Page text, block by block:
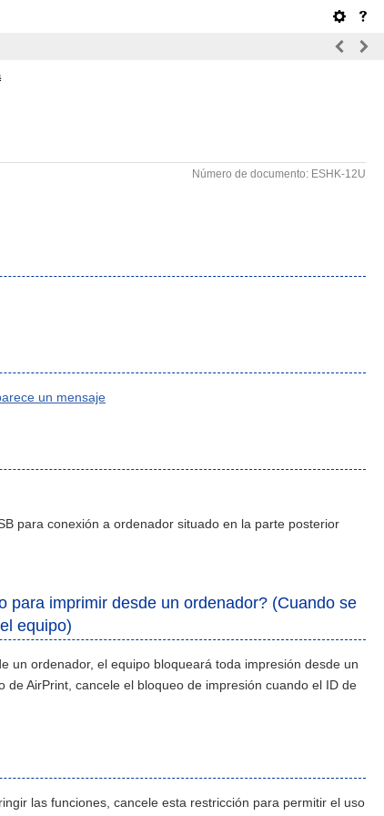
Número de documento: ESHK-12U
un mensaje
para conexión a ordenador situado en la parte posterior
para imprimir desde un ordenador? (Cuando se
equipo)
un ordenador, el equipo bloqueará toda impresión desde un
AirPrint, cancele el bloqueo de impresión cuando el ID de
las funciones, cancele esta restricción para permitir el uso